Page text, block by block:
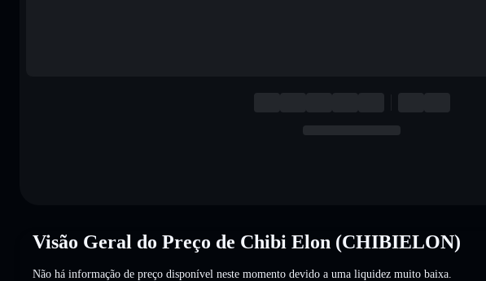
Visão Geral do Preço de Chibi Elon (CHIBIELON)
Não há informação de preço disponível neste momento devido a uma liquidez muito baixa.